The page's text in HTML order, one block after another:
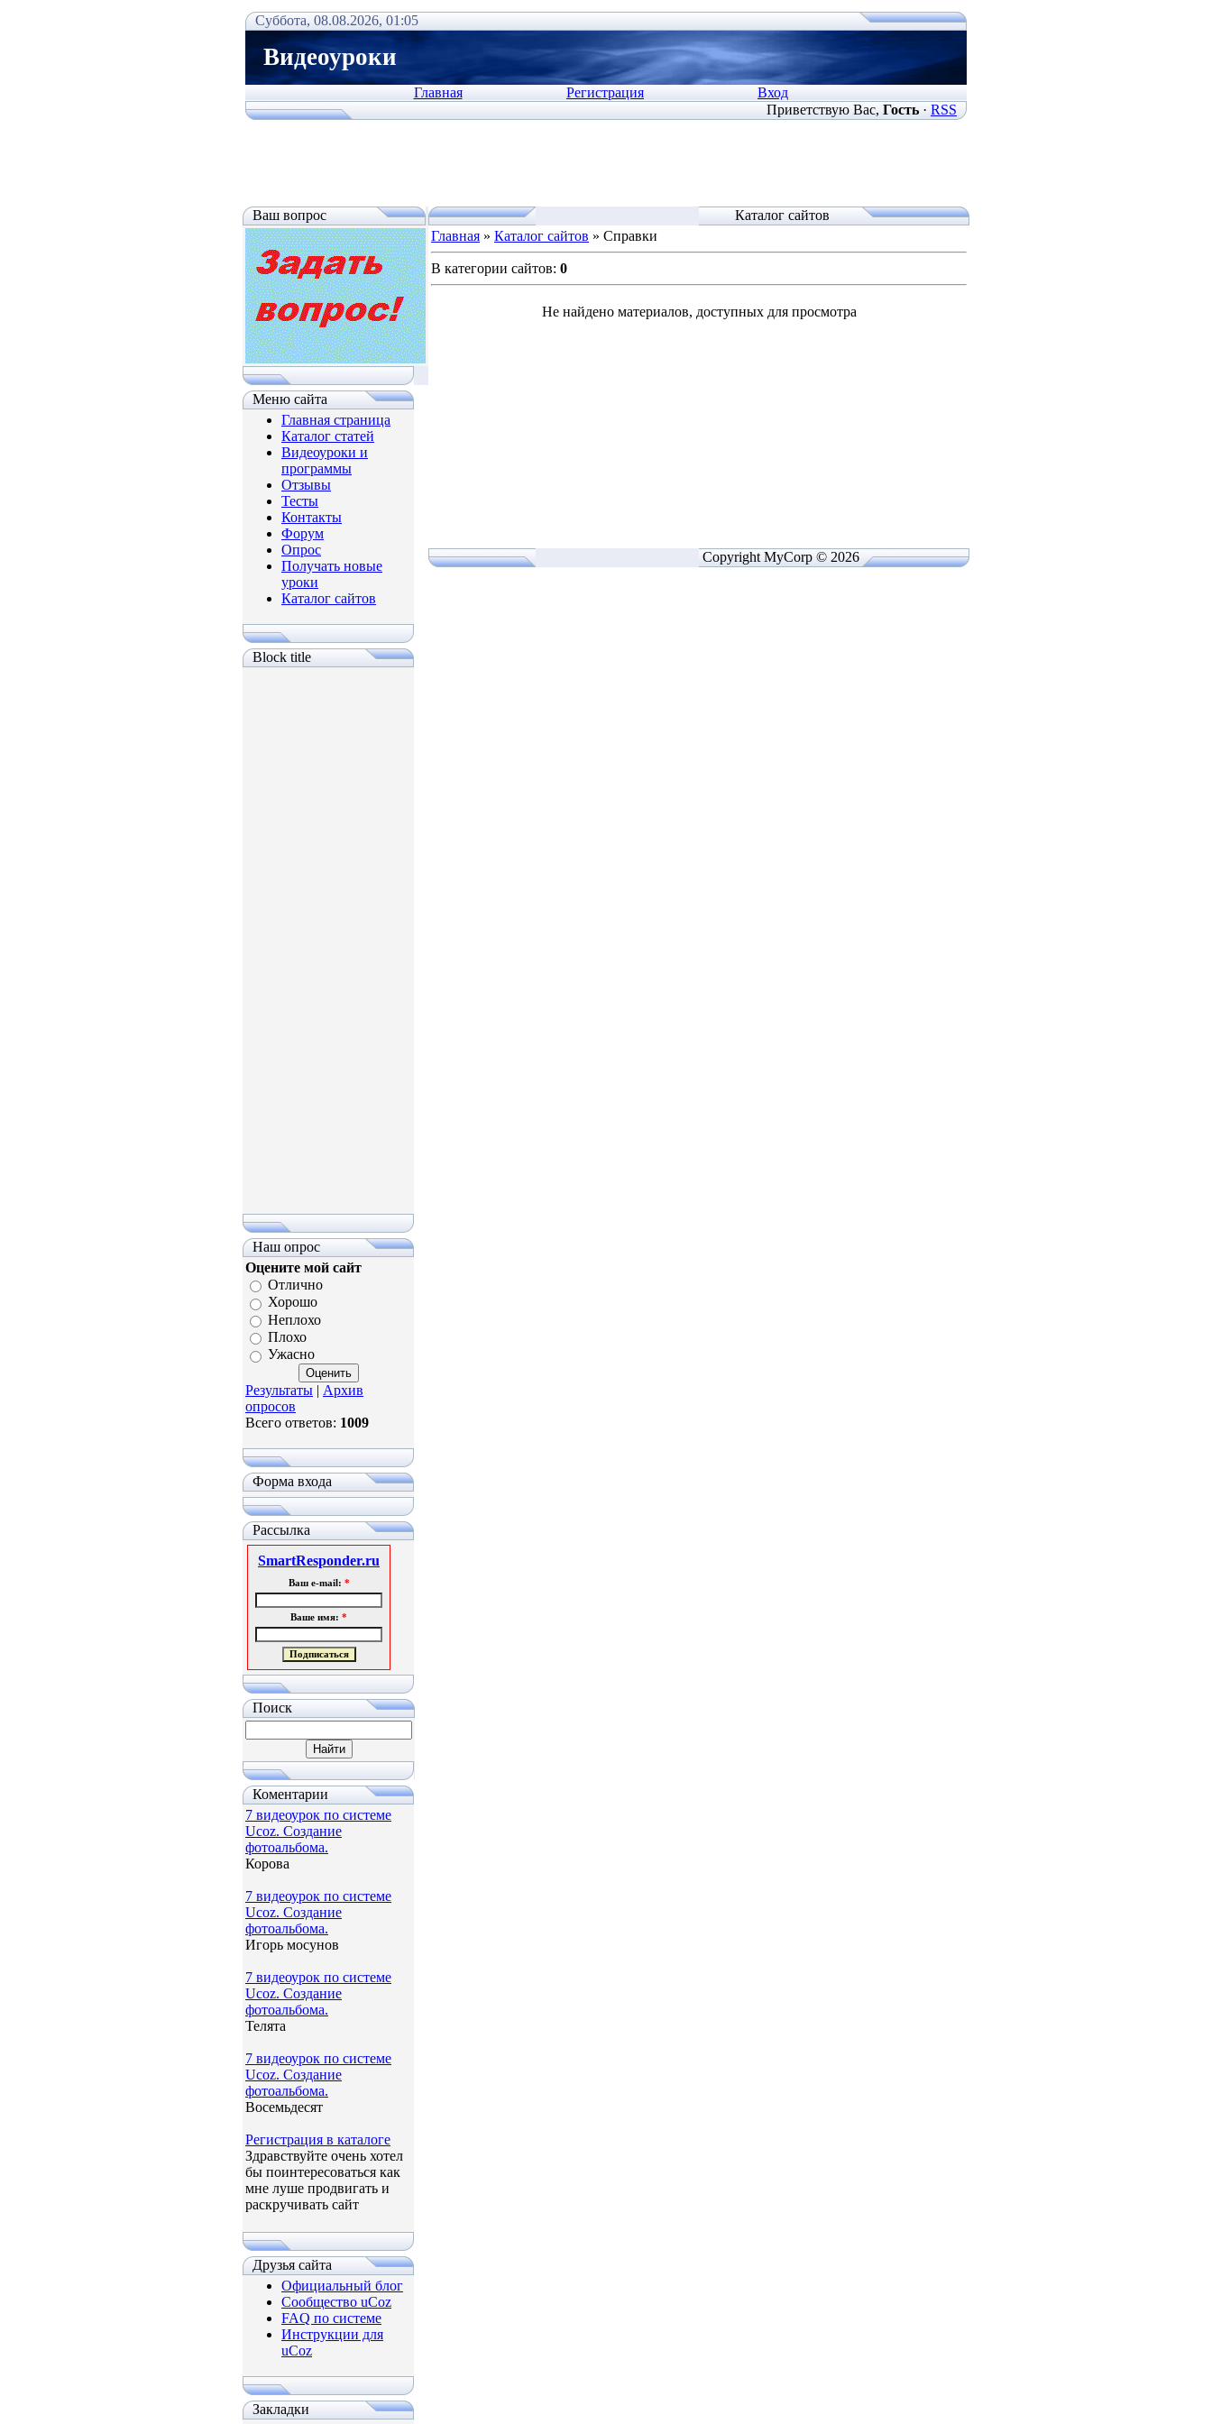
Суббота, 08.08.2026, 01:05
Видеоуроки
Главная Регистрация
Вход
Приветствую Вас, Гость· RSS
Ваш вопрос
Меню сайта
Главная страница
Каталог статей
Видеоуроки и
программы
Отзывы
Тесты
Контакты
Форум
Опрос
Получать новые
уроки
Каталог сайтов
Block title
Наш опрос
Оцените мой сайт
Отлично
Хорошо
Неплохо
Плохо
Ужасно
Результаты | Архив
опросов
Всего ответов: 1009
Форма входа
Рассылка
SmartResponder.ru
Ваш e-mail: *
Ваше имя: *
Поиск
Коментарии
7 видеоурок по системе
Ucoz. Создание
фотоальбома.
Корова
7 видеоурок по системе
Ucoz. Создание
фотоальбома.
Игорь мосунов
7 видеоурок по системе
Ucoz. Создание
фотоальбома.
Телята
7 видеоурок по системе
Ucoz. Создание
фотоальбома.
Восемьдесят
Регистрация в каталоге
Здравствуйте очень хотел
бы поинтересоваться как
мне луше продвигать и
раскручивать сайт
Друзья сайта
Официальный блог
Сообщество uCoz
FAQ по системе
Инструкции для
uCoz
Закладки
Каталог сайтов
Главная » Каталог сайтов » Справки
В категории сайтов: 0
Не найдено материалов, доступных для просмотра
Copyright MyCorp © 2026